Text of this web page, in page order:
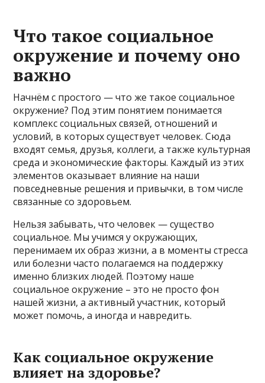
Что такое социальное
окружение и почему оно
важно
Начнём с простого — что же такое социальное
окружение? Под этим понятием понимается
комплекс социальных связей, отношений и
условий, в которых существует человек. Сюда
входят семья, друзья, коллеги, а также культурная
среда и экономические факторы. Каждый из этих
элементов оказывает влияние на наши
повседневные решения и привычки, в том числе
связанные со здоровьем.
Нельзя забывать, что человек — существо
социальное. Мы учимся у окружающих,
перенимаем их образ жизни, а в моменты стресса
или болезни часто полагаемся на поддержку
именно близких людей. Поэтому наше
социальное окружение – это не просто фон
нашей жизни, а активный участник, который
может помочь, а иногда и навредить.
Как социальное окружение
влияет на здоровье?